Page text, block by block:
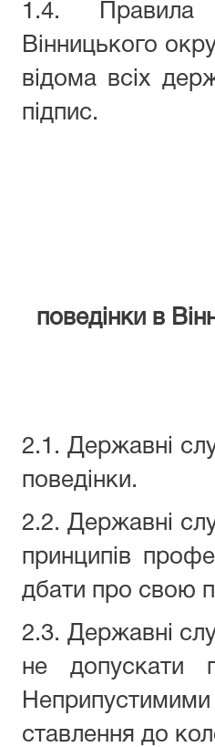
1.4. Правила
Вінницького
відома всіх
підпис.
поведінки в
2.1. Державні
поведінки.
2.2. Державні
принципів
дбати про свою
2.3. Державні
не допускати
ставлення до